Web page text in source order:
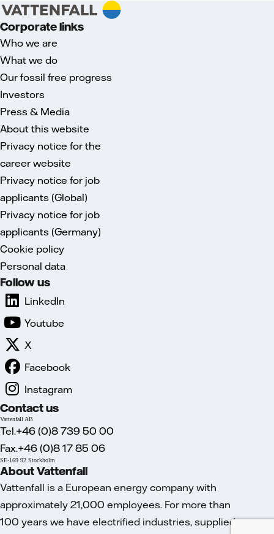
Corporate links
Who we are
What we do
Our fossil free progress
Investors
Press & Media
About this website
Privacy notice for the
career website
Privacy notice for job
applicants (Global)
Privacy notice for job
applicants (Germany)
Cookie policy
Personal data
Follow us
LinkedIn
Youtube
X
Facebook
Instagram
Contact us
Vattenfall AB
Tel.+46 (0)8 739 50 00
Fax.+46 (0)8 17 85 06
SE-169 92 Stockholm
About Vattenfall
Vattenfall is a European energy company with
approximately 21,000 employees. For more than
100 years we have electrified industries, supplied